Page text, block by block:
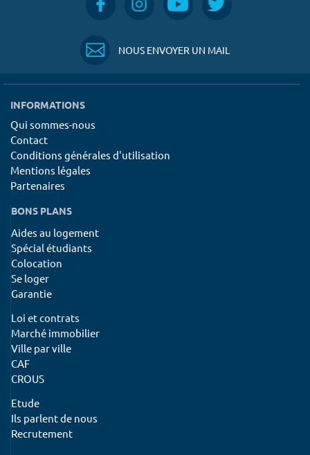
NOUS ENVOYER UN MAIL
INFORMATIONS
Qui sommes-nous
Contact
Conditions générales d'utilisation
Mentions légales
Partenaires
BONS PLANS
Aides au logement
Spécial étudiants
Colocation
Se loger
Garantie
Loi et contrats
Marché immobilier
Ville par ville
CAF
CROUS
Etude
Ils parlent de nous
Recrutement